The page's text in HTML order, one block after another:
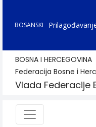
BOSANSKI
BOSNA I HERCEGOVINA
Federacija Bosne i
Vlada Federacije